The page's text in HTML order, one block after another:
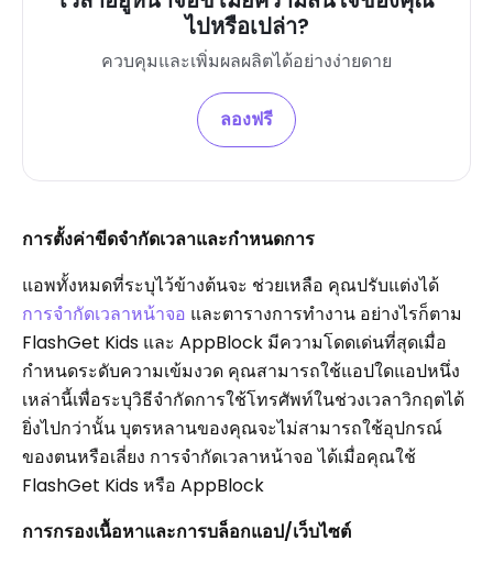
ไปหรือเปล่า?
ควบคุมและเพิ่มผลผลิตได้อย่างง่ายดาย
ลองฟรี
การตั้งค่าขีดจำกัดเวลาและกำหนดการ
แอพทั้งหมดที่ระบุไว้ข้างต้นจะ ช่วยเหลือ คุณปรับแต่งได้
การจำกัดเวลาหน้าจอ และตารางการทำงาน อย่างไรก็ตาม
FlashGet Kids และ AppBlock มีความโดดเด่นที่สุดเมื่อ
กำหนดระดับความเข้มงวด คุณสามารถใช้แอปใดแอปหนึ่ง
เหล่านี้เพื่อระบุวิธีจำกัดการใช้โทรศัพท์ในช่วงเวลาวิกฤตได้
ยิ่งไปกว่านั้น บุตรหลานของคุณจะไม่สามารถใช้อุปกรณ์
ของตนหรือเลี่ยง การจำกัดเวลาหน้าจอ ได้เมื่อคุณใช้
FlashGet Kids หรือ AppBlock
การกรองเนื้อหาและการบล็อกแอป/เว็บไซต์